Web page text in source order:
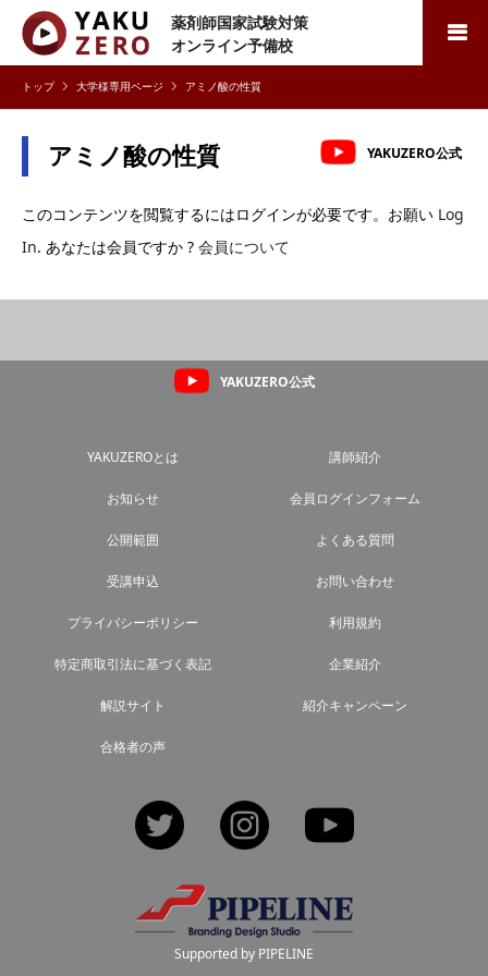
薬剤師国家試験対策
オンライン予備校
検索
大学様専用ページ アミノ酸の性質
アミノ酸の性質 YAKUZERO公式
このコンテンツを閲覧するにはログインが必要です。お願い Log
In. あなたは会員ですか ? 会員について
YAKUZERO公式
YAKUZEROとは 講師紹介
お知らせ 会員ログインフォーム
公開範囲 よくある質問
受講申込 お問い合わせ
プライバシーポリシー 利用規約
特定商取引法に基づく表記 企業紹介
解説サイト 紹介キャンペーン
合格者の声
Twitter Instagram
Supported by PIPELINE